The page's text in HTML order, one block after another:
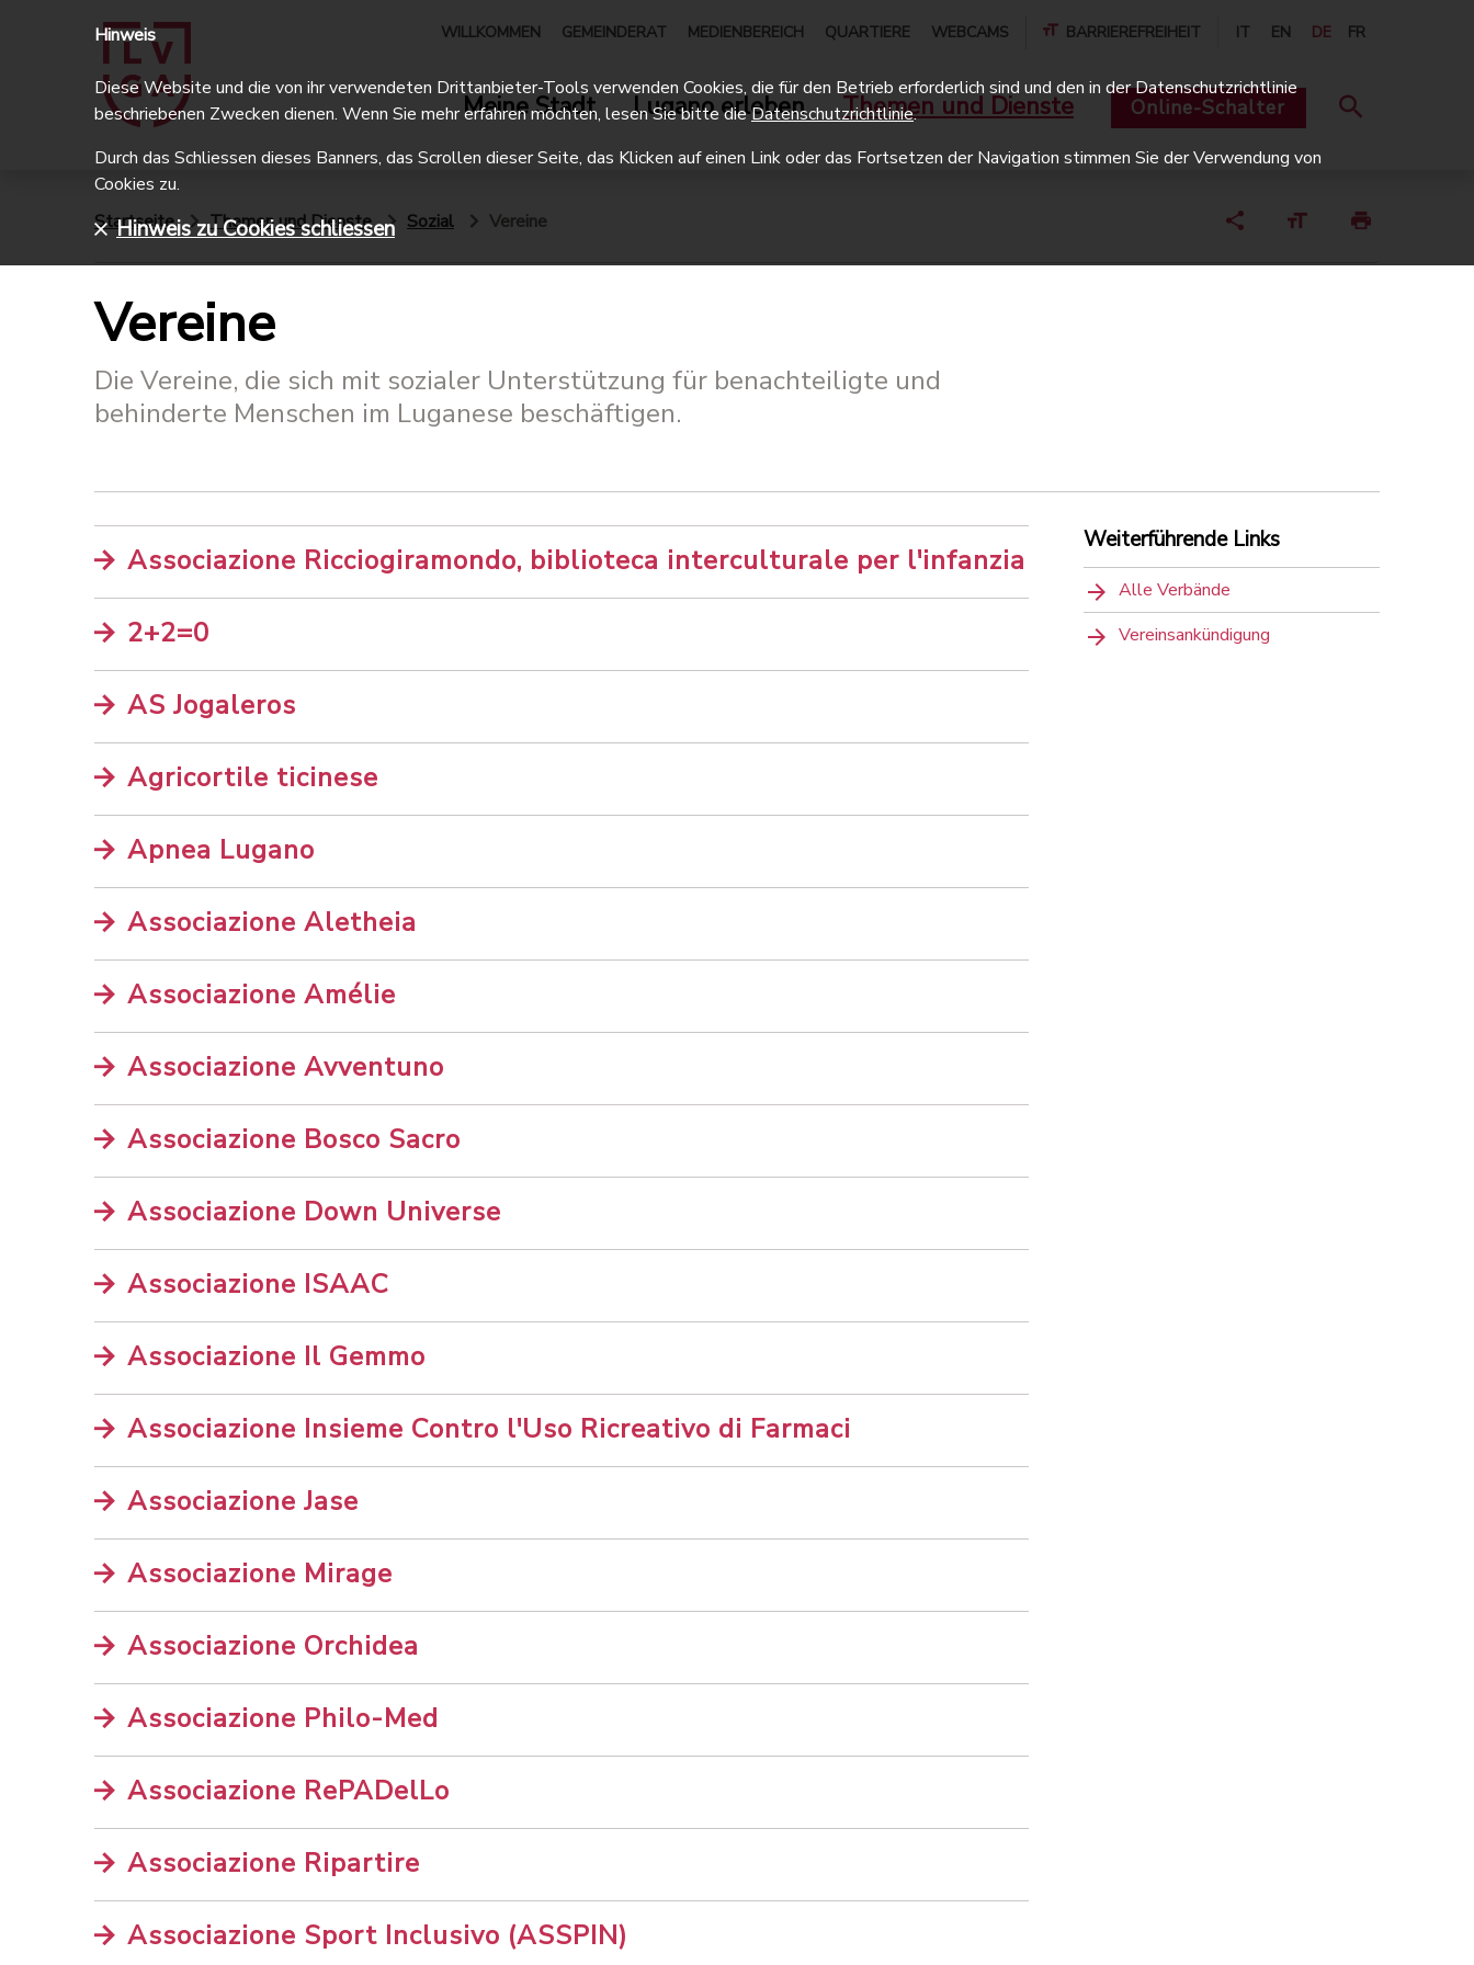
WILLKOMMEN GEMEINDERAT MEDIENBEREICH QUARTIERE WEBCAMS BARRIEREFREIHEIT IT EN DE FR
Meine Stadt Lugano erleben Themen und Dienste Online-Schalter
Startseite Themen und Dienste Sozial Vereine
Vereine
Die Vereine, die sich mit sozialer Unterstützung für benachteiligte und
behinderte Menschen im Luganese beschäftigen.
Associazione Ricciogiramondo, biblioteca interculturale per l'infanzia
2+2=0
AS Jogaleros
Agricortile ticinese
Apnea Lugano
Associazione Aletheia
Associazione Amélie
Associazione Avventuno
Associazione Bosco Sacro
Associazione Down Universe
Associazione ISAAC
Associazione Il Gemmo
Associazione Insieme Contro l'Uso Ricreativo di Farmaci
Associazione Jase
Associazione Mirage
Associazione Orchidea
Associazione Philo-Med
Associazione RePADelLo
Associazione Ripartire
Associazione Sport Inclusivo (ASSPIN)
Weiterführende Links
Alle Verbände
Vereinsankündigung
Hinweis
Diese Website und die von ihr verwendeten Drittanbieter-Tools verwenden Cookies, die für den Betrieb erforderlich sind und den in der Datenschutzrichtlinie
beschriebenen Zwecken dienen. Wenn Sie mehr erfahren möchten, lesen Sie bitte dieDatenschutzrichtlinie.
Durch das Schliessen dieses Banners, das Scrollen dieser Seite, das Klicken auf einen Link oder das Fortsetzen der Navigation stimmen Sie der Verwendung von
Cookies zu.
Hinweis zu Cookies schliessen